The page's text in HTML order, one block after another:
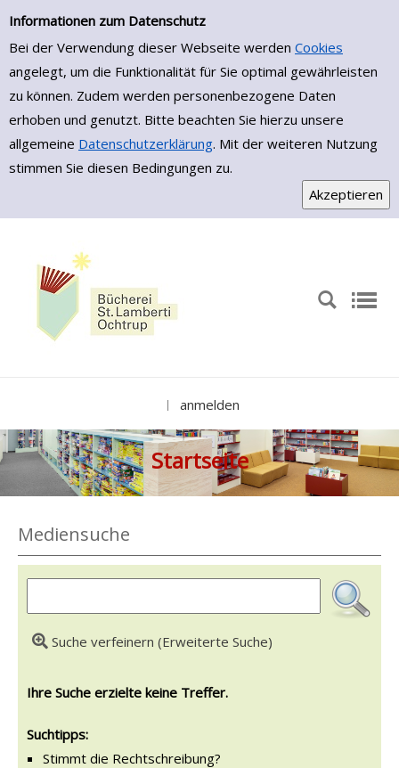
Informationen zum Datenschutz
Bei der Verwendung dieser Webseite werden Cookies
angelegt, um die Funktionalität für Sie optimal gewährleisten
zu können. Zudem werden personenbezogene Daten
erhoben und genutzt. Bitte beachten Sie hierzu unsere
allgemeine Datenschutzerklärung. Mit der weiteren Nutzung
stimmen Sie diesen Bedingungen zu.
anmelden
Startseite
Mediensuche
Suche verfeinern (Erweiterte Suche)
Ihre Suche erzielte keine Treffer.
Suchtipps:
Stimmt die Rechtschreibung?